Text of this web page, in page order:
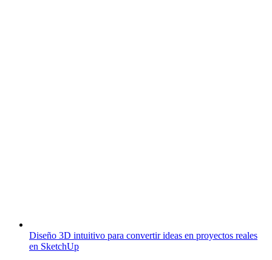
Diseño 3D intuitivo para convertir ideas en proyectos reales
en SketchUp